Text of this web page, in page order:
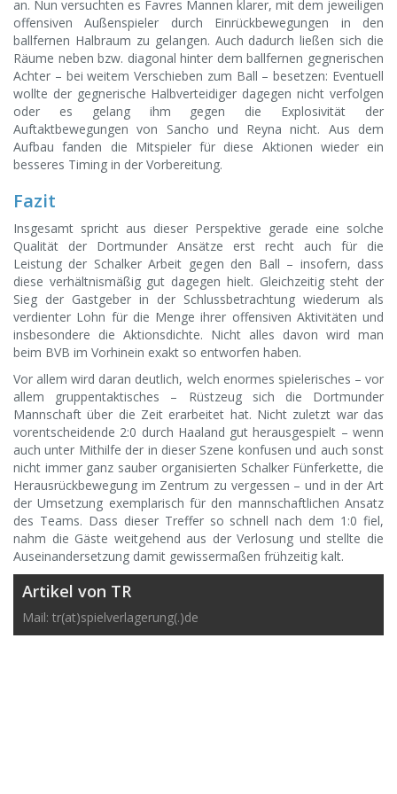
an. Nun versuchten es Favres Mannen klarer, mit dem jeweiligen
offensiven Außenspieler durch Einrückbewegungen in den
ballfernen Halbraum zu gelangen. Auch dadurch ließen sich die
Räume neben bzw. diagonal hinter dem ballfernen gegnerischen
Achter – bei weitem Verschieben zum Ball – besetzen: Eventuell
wollte der gegnerische Halbverteidiger dagegen nicht verfolgen
oder es gelang ihm gegen die Explosivität der
Auftaktbewegungen von Sancho und Reyna nicht. Aus dem
Aufbau fanden die Mitspieler für diese Aktionen wieder ein
besseres Timing in der Vorbereitung.
Fazit
Insgesamt spricht aus dieser Perspektive gerade eine solche
Qualität der Dortmunder Ansätze erst recht auch für die
Leistung der Schalker Arbeit gegen den Ball – insofern, dass
diese verhältnismäßig gut dagegen hielt. Gleichzeitig steht der
Sieg der Gastgeber in der Schlussbetrachtung wiederum als
verdienter Lohn für die Menge ihrer offensiven Aktivitäten und
insbesondere die Aktionsdichte. Nicht alles davon wird man
beim BVB im Vorhinein exakt so entworfen haben.
Vor allem wird daran deutlich, welch enormes spielerisches – vor
allem gruppentaktisches – Rüstzeug sich die Dortmunder
Mannschaft über die Zeit erarbeitet hat. Nicht zuletzt war das
vorentscheidende 2:0 durch Haaland gut herausgespielt – wenn
auch unter Mithilfe der in dieser Szene konfusen und auch sonst
nicht immer ganz sauber organisierten Schalker Fünferkette, die
Herausrückbewegung im Zentrum zu vergessen – und in der Art
der Umsetzung exemplarisch für den mannschaftlichen Ansatz
des Teams. Dass dieser Treffer so schnell nach dem 1:0 fiel,
nahm die Gäste weitgehend aus der Verlosung und stellte die
Auseinandersetzung damit gewissermaßen frühzeitig kalt.
Artikel von TR
Mail: tr(at)spielverlagerung(.)de